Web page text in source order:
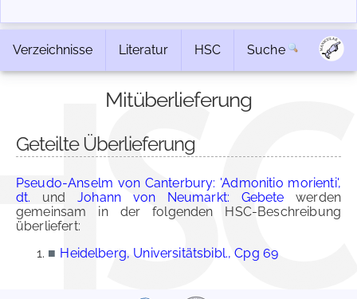
Verzeichnisse Literatur HSC Suche
Mitüberlieferung
Geteilte Überlieferung
Pseudo-Anselm von Canterbury: 'Admonitio morienti',
dt. undJohann von Neumarkt: Gebete werden
gemeinsam in der folgenden HSC-Beschreibung
überliefert:
■ Heidelberg, Universitätsbibl., Cpg 69